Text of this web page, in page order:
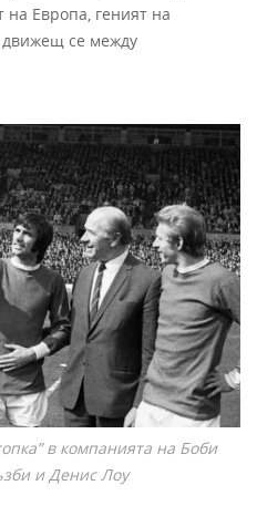
на Европа, геният на
движещ се между
в компанията на Боби
и Денис Лоу